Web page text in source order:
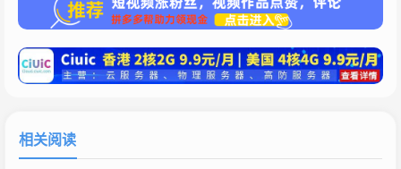
相关阅读